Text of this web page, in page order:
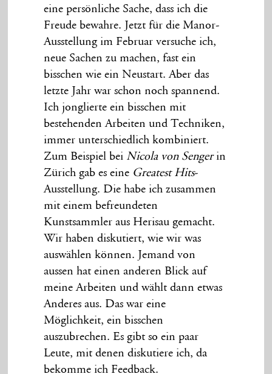
eine persönliche Sache, dass ich die
Freude bewahre. Jetzt für die Manor-
Ausstellung im Februar versuche ich,
neue Sachen zu machen, fast ein
bisschen wie ein Neustart. Aber das
letzte Jahr war schon noch spannend.
Ich jonglierte ein bisschen mit
bestehenden Arbeiten und Techniken,
immer unterschiedlich kombiniert.
Zum Beispiel bei Nicola von Sengerin
Zürich gab es eine Greatest Hits-
Ausstellung. Die habe ich zusammen
mit einem befreundeten
Kunstsammler aus Herisau gemacht.
Wir haben diskutiert, wie wir was
auswählen können. Jemand von
aussen hat einen anderen Blick auf
meine Arbeiten und wählt dann etwas
Anderes aus. Das war eine
Möglichkeit, ein bisschen
auszubrechen. Es gibt so ein paar
Leute, mit denen diskutiere ich, da
bekomme ich Feedback.